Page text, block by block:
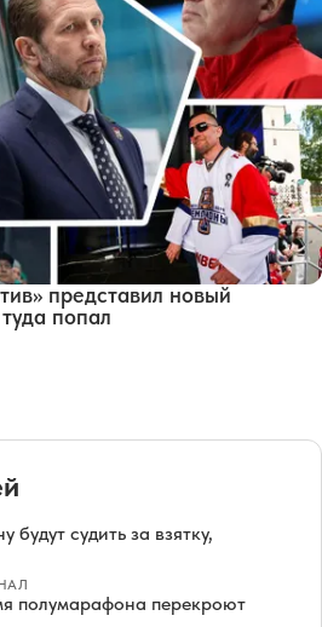
представил новый
попал
будут судить за взятку,
полумарафона перекроют